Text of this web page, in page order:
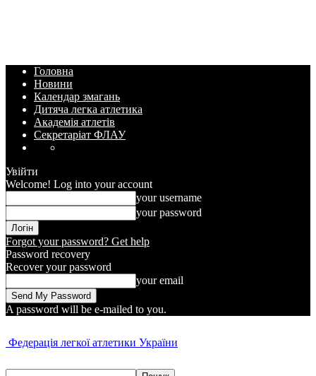
Головна
Новини
Календар змагань
Дитяча легка атлетика
Академія атлетів
Секретаріат ФЛАУ
Увійти
Welcome! Log into your account
your username
your password
Forgot your password? Get help
Password recovery
Recover your password
your email
A password will be e-mailed to you.
Федерація легкої атлетики України